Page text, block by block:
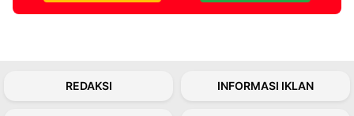
REDAKSI INFORMASI IKLAN